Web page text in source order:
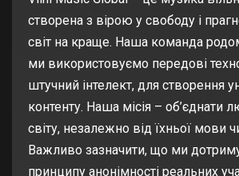
створена з вірою у свободу і
світ на краще. Наша команда
ми використовуємо передові
штучний інтелект, для створення
контенту. Наша місія – об’єднати
світу, незалежно від їхньої мови
Важливо зазначити, що ми
принципу анонімності реальних